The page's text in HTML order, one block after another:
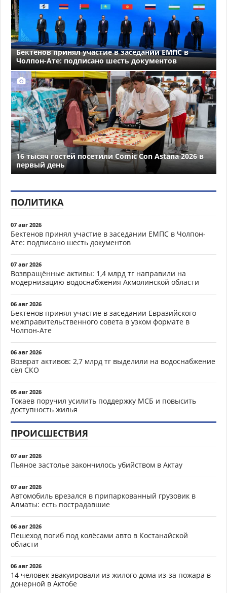
Бектенов принял участие в заседании ЕМПС в
Чолпон-Ате: подписано шесть документов
16 тысяч гостей посетили Comic Con Astana 2026 в
первый день
ПОЛИТИКА
07 авг 2026
Бектенов принял участие в заседании ЕМПС в Чолпон-
Ате: подписано шесть документов
07 авг 2026
Возвращённые активы: 1,4 млрд тг направили на
модернизацию водоснабжения Акмолинской области
06 авг 2026
Бектенов принял участие в заседании Евразийского
межправительственного совета в узком формате в
Чолпон-Ате
06 авг 2026
Возврат активов: 2,7 млрд тг выделили на водоснабжение
сёл СКО
05 авг 2026
Токаев поручил усилить поддержку МСБ и повысить
доступность жилья
ПРОИСШЕСТВИЯ
07 авг 2026
Пьяное застолье закончилось убийством в Актау
07 авг 2026
Автомобиль врезался в припаркованный грузовик в
Алматы: есть пострадавшие
06 авг 2026
Пешеход погиб под колёсами авто в Костанайской
области
06 авг 2026
14 человек эвакуировали из жилого дома из-за пожара в
донерной в Актобе